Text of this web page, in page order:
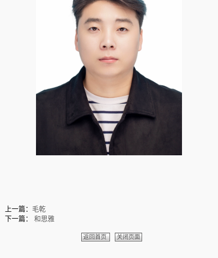
上一篇： 毛乾
下一篇： 和思雅
返回首页 关闭页面